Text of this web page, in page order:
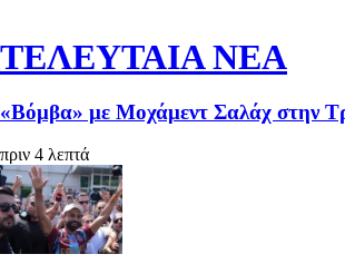
ΤΕΛΕΥΤΑΙΑ ΝΕΑ
«Βόμβα» με Μοχάμεντ Σαλάχ στην
πριν 4 λεπτά